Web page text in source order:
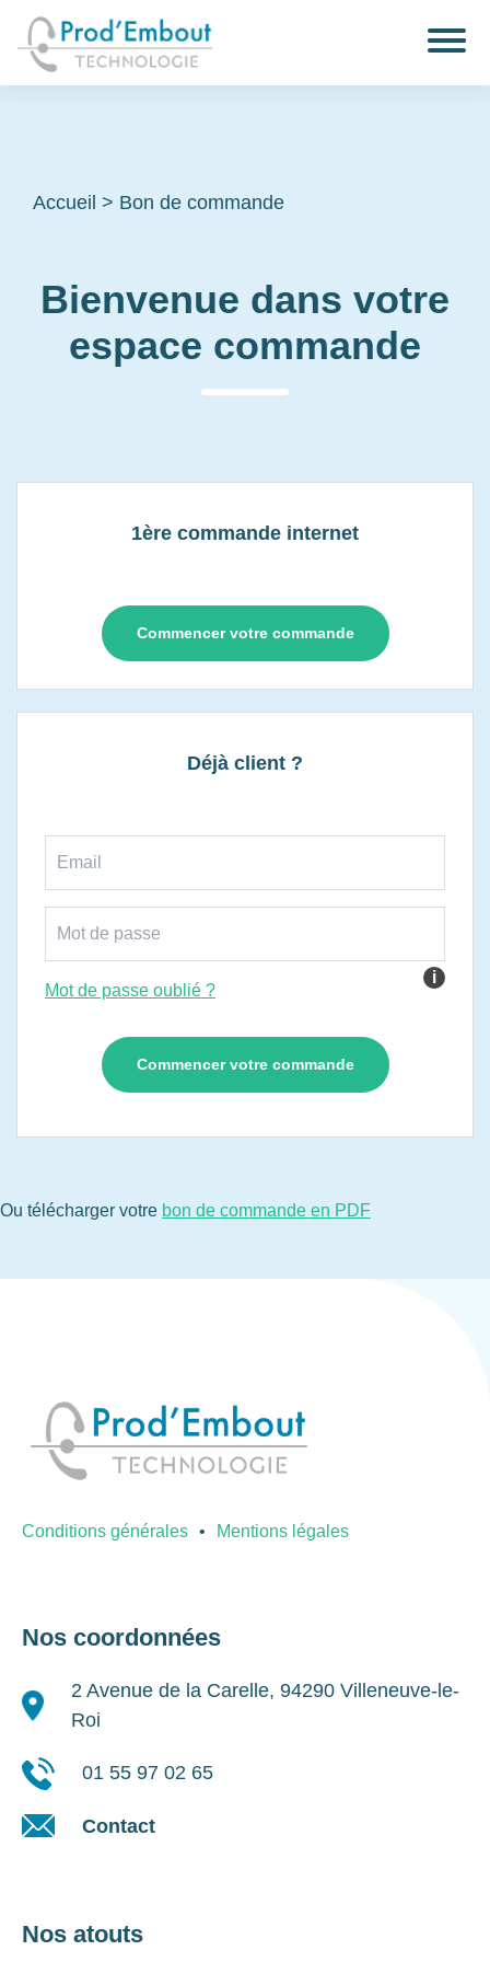
Accueil > Bon de commande
Bienvenue dans votre
espace commande
1ère commande internet
Commencer votre commande
Déjà client ?
i
Mot de passe oublié ?
Ou télécharger votre bon de commande en PDF
Conditions générales Mentions légales
Nos coordonnées
2 Avenue de la Carelle, 94290 Villeneuve-le-
Roi
01 55 97 02 65
Contact
Nos atouts